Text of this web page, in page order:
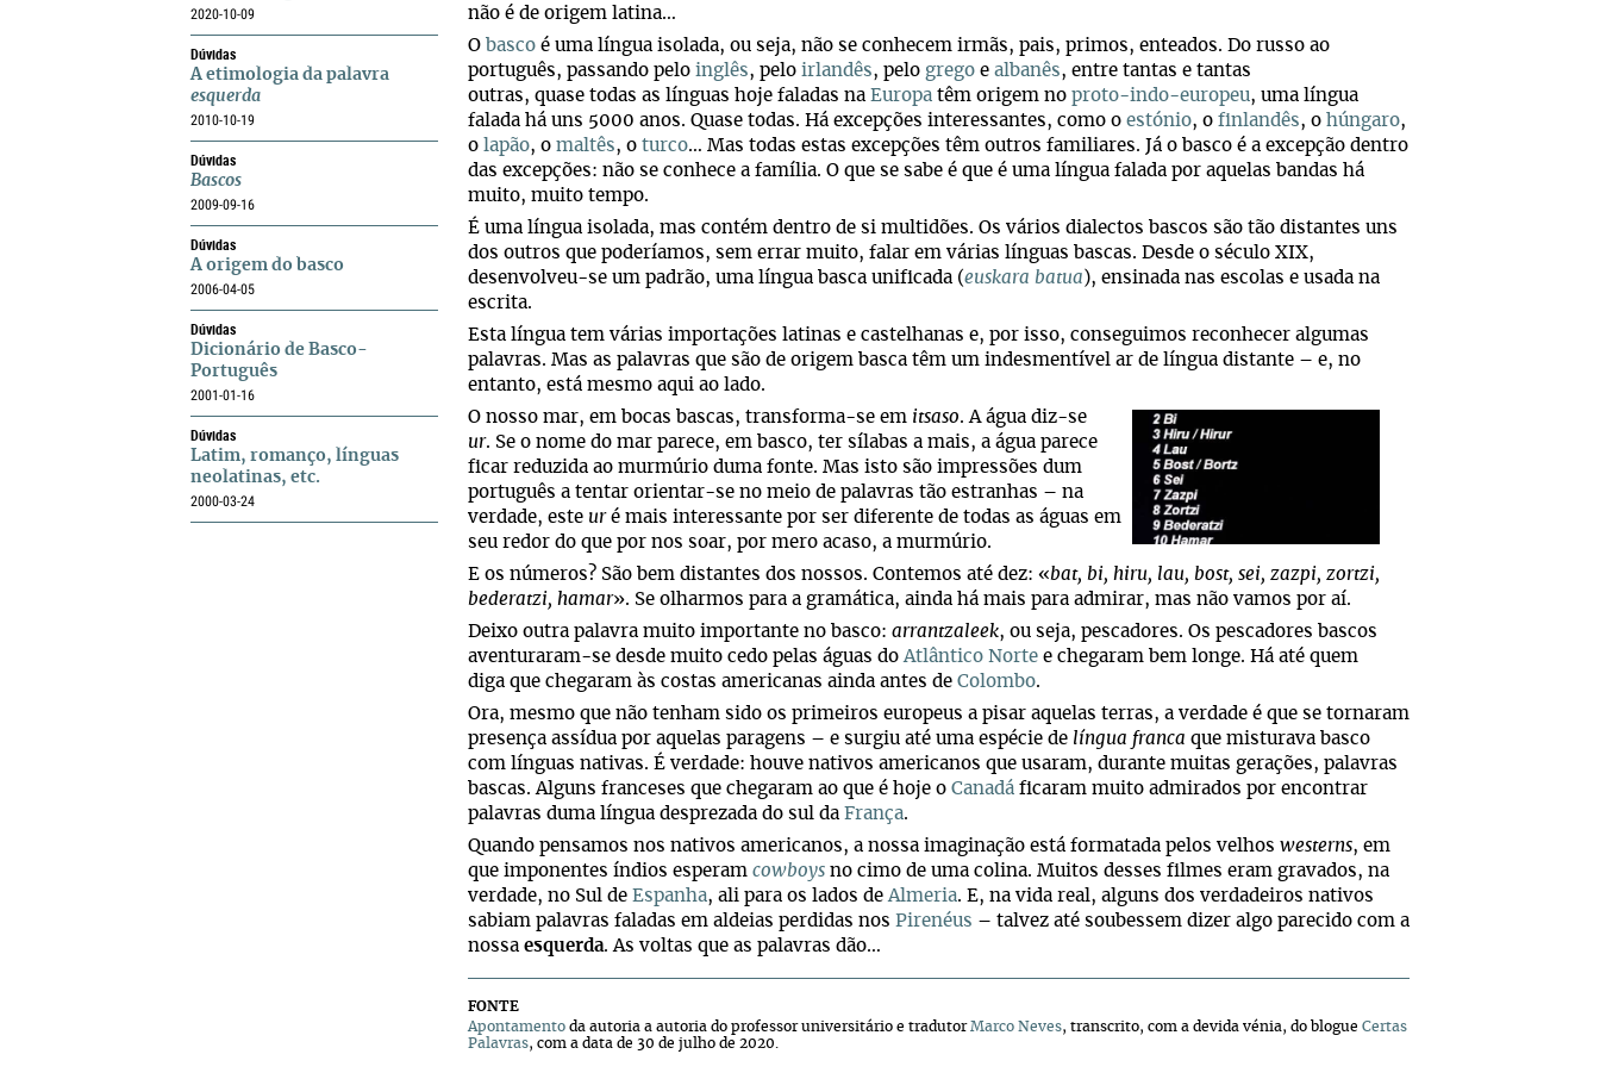
2020-10-09
Dúvidas
A etimologia da palavra
esquerda
2010-10-19
Dúvidas
Bascos
2009-09-16
Dúvidas
A origem do basco
2006-04-05
Dúvidas
Dicionário de Basco-
Português
2001-01-16
Dúvidas
Latim, romanço, línguas
neolatinas, etc.
2000-03-24
não é de origem latina…
O basco é uma língua isolada, ou seja, não se conhecem irmãs, pais, primos, enteados. Do russo ao
português, passando pelo inglês, pelo irlandês, pelo grego e albanês, entre tantas e tantas
outras, quase todas as línguas hoje faladas na Europa têm origem no proto-indo-europeu, uma língua
falada há uns 5000 anos. Quase todas. Há excepções interessantes, como o estónio, o finlandês, o húngaro,
o lapão, o maltês, o turco… Mas todas estas excepções têm outros familiares. Já o basco é a excepção dentro
das excepções: não se conhece a família. O que se sabe é que é uma língua falada por aquelas bandas há
muito, muito tempo.
É uma língua isolada, mas contém dentro de si multidões. Os vários dialectos bascos são tão distantes uns
dos outros que poderíamos, sem errar muito, falar em várias línguas bascas. Desde o século XIX,
desenvolveu-se um padrão, uma língua basca unificada (euskara batua ), ensinada nas escolas e usada na
escrita.
Esta língua tem várias importações latinas e castelhanas e, por isso, conseguimos reconhecer algumas
palavras. Mas as palavras que são de origem basca têm um indesmentível ar de língua distante – e, no
entanto, está mesmo aqui ao lado.
O nosso mar, em bocas bascas, transforma-se em itsaso. A água diz-se
ur. Se o nome do mar parece, em basco, ter sílabas a mais, a água parece
ficar reduzida ao murmúrio duma fonte. Mas isto são impressões dum
português a tentar orientar-se no meio de palavras tão estranhas – na
verdade, este uré mais interessante por ser diferente de todas as águas em
seu redor do que por nos soar, por mero acaso, a murmúrio.
E os números? São bem distantes dos nossos. Contemos até dez: «bat, bi, hiru, lau, bost, sei, zazpi, zortzi,
bederatzi, hamar». Se olharmos para a gramática, ainda há mais para admirar, mas não vamos por aí.
Deixo outra palavra muito importante no basco: arrantzaleek, ou seja, pescadores. Os pescadores bascos
aventuraram-se desde muito cedo pelas águas doAtlântico Norte e chegaram bem longe. Há até quem
diga que chegaram às costas americanas ainda antes de Colombo.
Ora, mesmo que não tenham sido os primeiros europeus a pisar aquelas terras, a verdade é que se tornaram
presença assídua por aquelas paragens – e surgiu até uma espécie de língua franca que misturava basco
com línguas nativas. É verdade: houve nativos americanos que usaram, durante muitas gerações, palavras
bascas. Alguns franceses que chegaram ao que é hoje o Canadá ficaram muito admirados por encontrar
palavras duma língua desprezada do sul da França.
Quando pensamos nos nativos americanos, a nossa imaginação está formatada pelos velhos westerns, em
que imponentes índios esperam cowboys no cimo de uma colina. Muitos desses filmes eram gravados, na
verdade, no Sul de Espanha, ali para os lados deAlmeria. E, na vida real, alguns dos verdadeiros nativos
sabiam palavras faladas em aldeias perdidas nos Pirenéus – talvez até soubessem dizer algo parecido com a
nossa esquerda. As voltas que as palavras dão…
FONTE
Apontamento da autoria a autoria do professor universitário e tradutorMarco Neves, transcrito, com a devida vénia, do blogue Certas
Palavras, com a data de 30 de julho de 2020.